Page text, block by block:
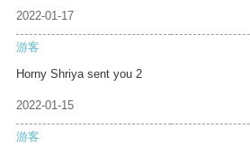
2022-01-17
游客
Horny Shriya sent you 2
2022-01-15
游客